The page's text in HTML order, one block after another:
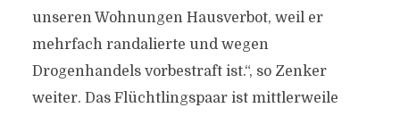
unseren Wohnungen Hausverbot, weil er
mehrfach randalierte und wegen
Drogenhandels vorbestraft ist.“, so Zenker
weiter. Das Flüchtlingspaar ist mittlerweile